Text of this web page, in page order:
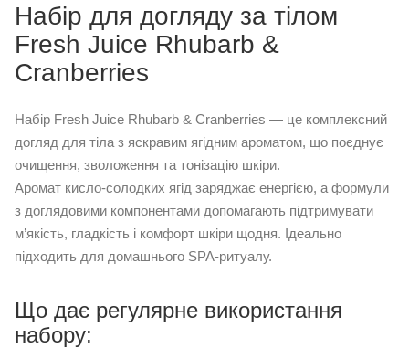
Набір для догляду за тілом
Fresh Juice Rhubarb &
Cranberries
Набір Fresh Juice Rhubarb & Cranberries — це комплексний
догляд для тіла з яскравим ягідним ароматом, що поєднує
очищення, зволоження та тонізацію шкіри.
Аромат кисло-солодких ягід заряджає енергією, а формули
з доглядовими компонентами допомагають підтримувати
м’якість, гладкість і комфорт шкіри щодня. Ідеально
підходить для домашнього SPA-ритуалу.
Що дає регулярне використання
набору: